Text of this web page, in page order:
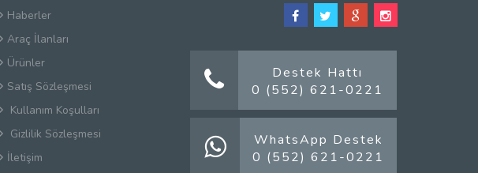
Haberler
Araç İlanları
Ürünler
Satış Sözleşmesi
Kullanım Koşulları
Gizlilik Sözleşmesi
İletişim
Destek Hattı
0 (552) 621-0221
WhatsApp Destek
0 (552) 621-0221